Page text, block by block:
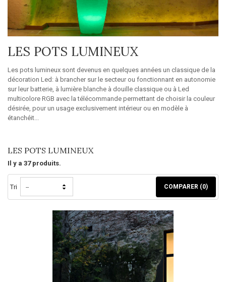
LES POTS LUMINEUX
Les pots lumineux sont devenus en quelques années un classique de la
décoration Led: à brancher sur le secteur ou fonctionnant en autonomie
sur leur batterie, à lumière blanche à douille classique ou à Led
multicolore RGB avec la télécommande permettant de choisir la couleur
désirée, pour un usage exclusivement intérieur ou en modèle à
étanchéit...
LES POTS LUMINEUX
Il y a 37 produits.
Tri -- COMPARER (0)